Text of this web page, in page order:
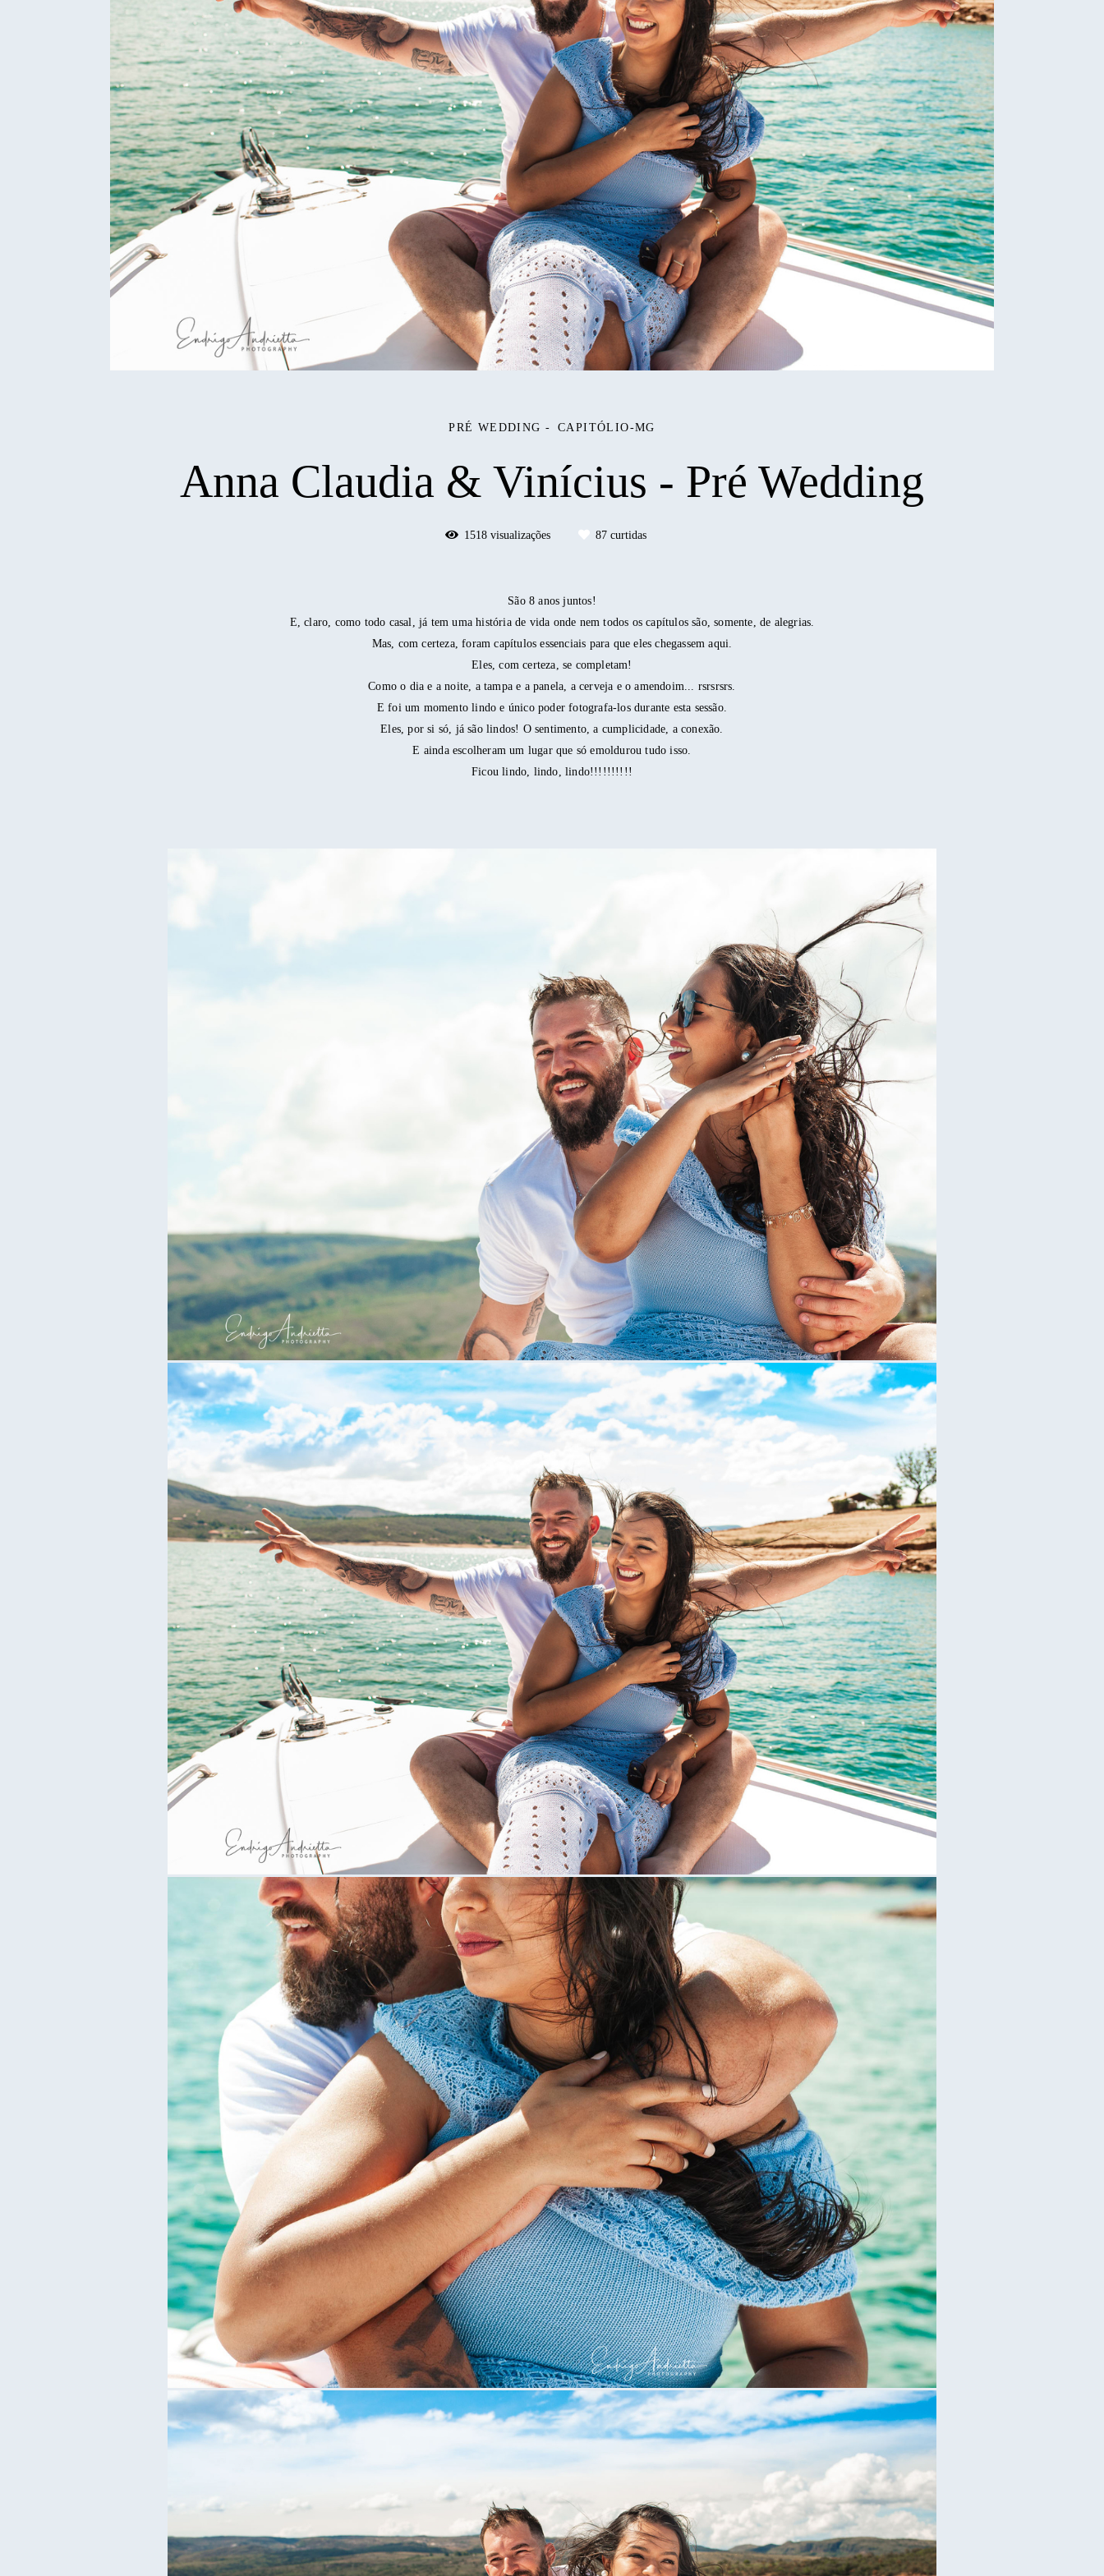
PRÉ WEDDING CAPITÓLIO-MG
Anna Claudia & Vinícius - Pré Wedding
1518 visualizações 87 curtidas
São 8 anos juntos!
E, claro, como todo casal, já tem uma história de vida onde nem todos os capítulos são, somente, de alegrias.
Mas, com certeza, foram capítulos essenciais para que eles chegassem aqui.
Eles, com certeza, se completam!
Como o dia e a noite, a tampa e a panela, a cerveja e o amendoim... rsrsrsrs.
E foi um momento lindo e único poder fotografa-los durante esta sessão.
Eles, por si só, já são lindos! O sentimento, a cumplicidade, a conexão.
E ainda escolheram um lugar que só emoldurou tudo isso.
Ficou lindo, lindo, lindo!!!!!!!!!!